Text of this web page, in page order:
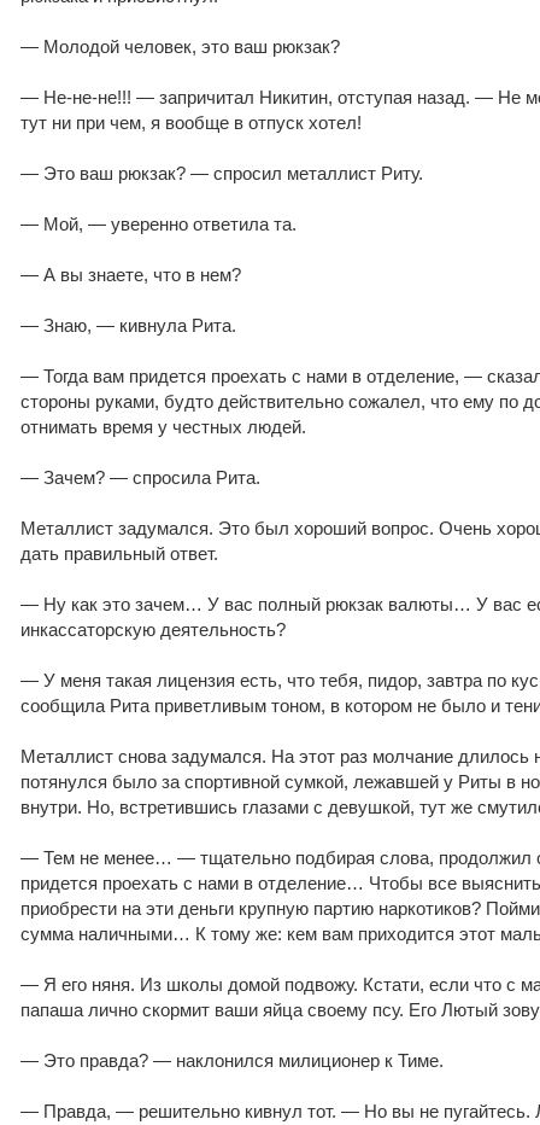
— Молодой человек, это ваш рюкзак?
— Не-не-не!!! — запричитал Никитин, отступая назад. — Не
тут ни при чем, я вообще в отпуск хотел!
— Это ваш рюкзак? — спросил металлист Риту.
— Мой, — уверенно ответила та.
— А вы знаете, что в нем?
— Знаю, — кивнула Рита.
— Тогда вам придется проехать с нами в отделение, —
стороны руками, будто действительно сожалел, что ему по
отнимать время у честных людей.
— Зачем? — спросила Рита.
Металлист задумался. Это был хороший вопрос. Очень
дать правильный ответ.
— Ну как это зачем… У вас полный рюкзак валюты… У вас
инкассаторскую деятельность?
— У меня такая лицензия есть, что тебя, пидор, завтра по
сообщила Рита приветливым тоном, в котором не было и
Металлист снова задумался. На этот раз молчание
потянулся было за спортивной сумкой, лежавшей у Риты в
внутри. Но, встретившись глазами с девушкой, тут же
— Тем не менее… — тщательно подбирая слова, продолжил
придется проехать с нами в отделение… Чтобы все
приобрести на эти деньги крупную партию наркотиков?
сумма наличными… К тому же: кем вам приходится этот
— Я его няня. Из школы домой подвожу. Кстати, если что с
папаша лично скормит ваши яйца своему псу. Его Лютый
— Это правда? — наклонился милиционер к Тиме.
— Правда, — решительно кивнул тот. — Но вы не пугайтесь.